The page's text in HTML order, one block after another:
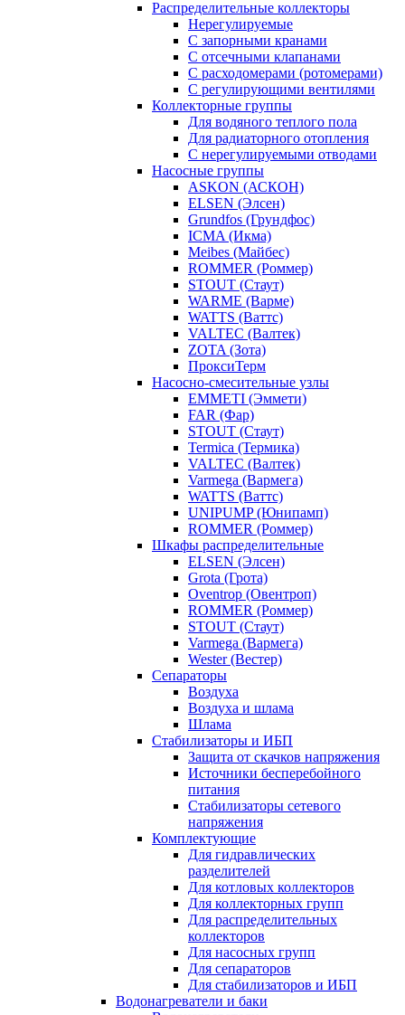
Распределительные коллекторы
Нерегулируемые
С запорными кранами
С отсечными клапанами
С расходомерами (ротомерами)
С регулирующими вентилями
Коллекторные группы
Для водяного теплого пола
Для радиаторного отопления
С нерегулируемыми отводами
Насосные группы
ASKON (АСКОН)
ELSEN (Элсен)
Grundfos (Грундфос)
ICMA (Икма)
Meibes (Майбес)
ROMMER (Роммер)
STOUT (Стаут)
WARME (Варме)
WATTS (Ваттс)
VALTEC (Валтек)
ZOTA (Зота)
ПроксиТерм
Насосно-смесительные узлы
EMMETI (Эммети)
FAR (Фар)
STOUT (Стаут)
Termica (Термика)
VALTEC (Валтек)
Varmega (Вармега)
WATTS (Ваттс)
UNIPUMP (Юнипамп)
ROMMER (Роммер)
Шкафы распределительные
ELSEN (Элсен)
Grota (Грота)
Oventrop (Овентроп)
ROMMER (Роммер)
STOUT (Стаут)
Varmega (Вармега)
Wester (Вестер)
Сепараторы
Воздуха
Воздуха и шлама
Шлама
Стабилизаторы и ИБП
Защита от скачков напряжения
Источники бесперебойного
питания
Стабилизаторы сетевого
напряжения
Комплектующие
Для гидравлических
разделителей
Для котловых коллекторов
Для коллекторных групп
Для распределительных
коллекторов
Для насосных групп
Для сепараторов
Для стабилизаторов и ИБП
Водонагреватели и баки